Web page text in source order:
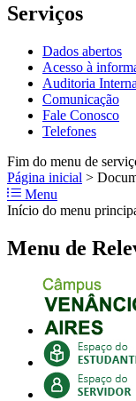
Serviços
Dados abertos
Acesso à
Auditoria Interna
Comunicação
Fale Conosco
Telefones
Fim do menu de
Página inicial >
Menu
Início do menu
Menu de